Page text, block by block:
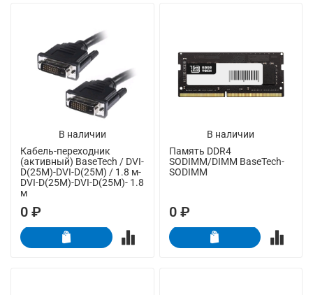
В наличии
Кабель-переходник
(активный) BaseTech / DVI-
D(25M)-DVI-D(25M) / 1.8 м-
DVI-D(25M)-DVI-D(25M)- 1.8
м
0 ₽
В наличии
Память DDR4
SODIMM/DIMM BaseTech-
SODIMM
0 ₽